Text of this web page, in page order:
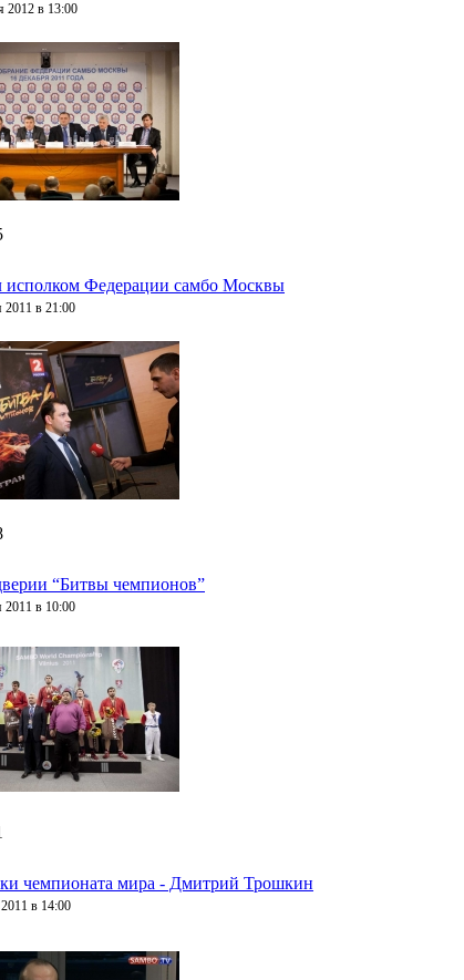
2012 в 13:00
Федерации самбо Москвы
2011 в 21:00
“Битвы чемпионов”
2011 в 10:00
чемпионата мира - Дмитрий Трошкин
в 14:00